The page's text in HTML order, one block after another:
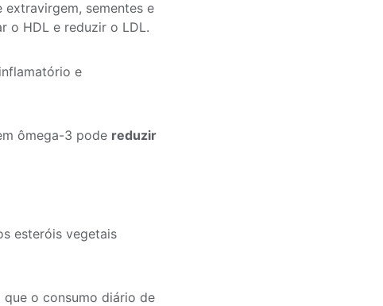
extravirgem, sementes e
o HDL e reduzir o LDL.
e
ômega-3 pode reduzir
esteróis vegetais
o consumo diário de